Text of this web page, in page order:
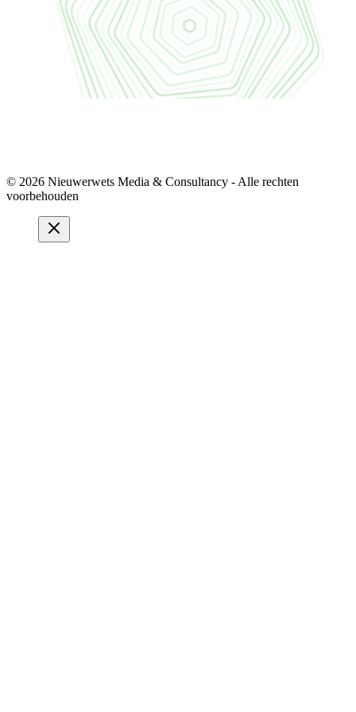
© 2026 Nieuwerwets Media & Consultancy - Alle rechten
voorbehouden